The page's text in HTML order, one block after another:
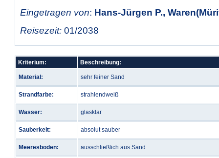
Eingetragen von: Hans-Jürgen P.,
Reisezeit: 01/2038
Kriterium: Beschreibung:
Material: sehr feiner Sand
Strandfarbe: strahlendweiß
Wasser: glasklar
Sauberkeit: absolut sauber
Meeresboden: ausschließlich aus Sand